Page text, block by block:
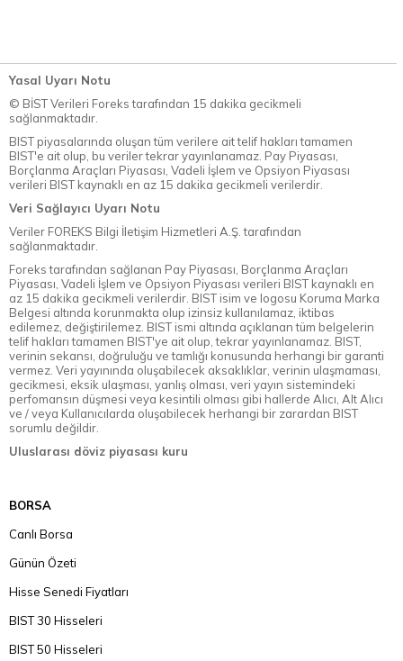
Yasal Uyarı Notu
© BİST Verileri Foreks tarafından 15 dakika gecikmeli
sağlanmaktadır.
BIST piyasalarında oluşan tüm verilere ait telif hakları tamamen
BIST'e ait olup, bu veriler tekrar yayınlanamaz. Pay Piyasası,
Borçlanma Araçları Piyasası, Vadeli İşlem ve Opsiyon Piyasası
verileri BIST kaynaklı en az 15 dakika gecikmeli verilerdir.
Veri Sağlayıcı Uyarı Notu
Veriler FOREKS Bilgi İletişim Hizmetleri A.Ş. tarafından
sağlanmaktadır.
Foreks tarafından sağlanan Pay Piyasası, Borçlanma Araçları
Piyasası, Vadeli İşlem ve Opsiyon Piyasası verileri BIST kaynaklı en
az 15 dakika gecikmeli verilerdir. BIST isim ve logosu Koruma Marka
Belgesi altında korunmakta olup izinsiz kullanılamaz, iktibas
edilemez, değiştirilemez. BIST ismi altında açıklanan tüm belgelerin
telif hakları tamamen BIST'ye ait olup, tekrar yayınlanamaz. BIST,
verinin sekansı, doğruluğu ve tamlığı konusunda herhangi bir garanti
vermez. Veri yayınında oluşabilecek aksaklıklar, verinin ulaşmaması,
gecikmesi, eksik ulaşması, yanlış olması, veri yayın sistemindeki
perfomansın düşmesi veya kesintili olması gibi hallerde Alıcı, Alt Alıcı
ve / veya Kullanıcılarda oluşabilecek herhangi bir zarardan BIST
sorumlu değildir.
Uluslarası döviz piyasası kuru
BORSA
Canlı Borsa
Günün Özeti
Hisse Senedi Fiyatları
BIST 30 Hisseleri
BIST 50 Hisseleri